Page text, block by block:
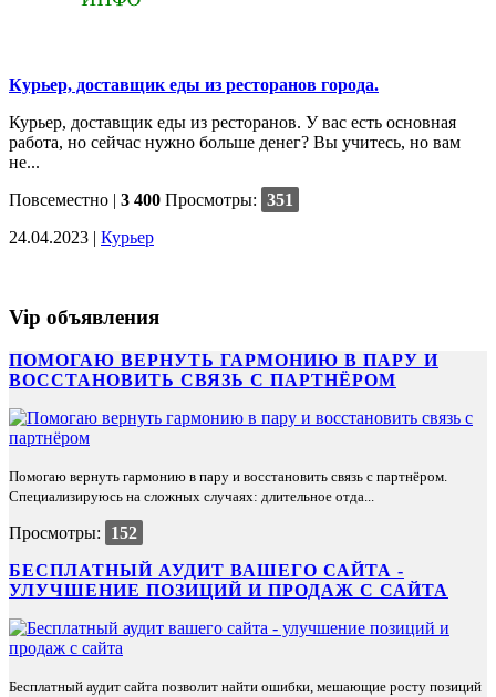
Курьер, доставщик еды из ресторанов города.
Курьер, доставщик еды из ресторанов. У вас есть основная
работа, но сейчас нужно больше денег? Вы учитесь, но вам
не...
Повсеместно | 3 400 Просмотры: 351
24.04.2023 | Курьер
Vip объявления
ПОМОГАЮ ВЕРНУТЬ ГАРМОНИЮ В ПАРУ И
ВОССТАНОВИТЬ СВЯЗЬ С ПАРТНЁРОМ
Помогаю вернуть гармонию в пару и восстановить связь с партнёром.
Специализируюсь на сложных случаях: длительное отда...
Просмотры:
152
БЕСПЛАТНЫЙ АУДИТ ВАШЕГО САЙТА -
УЛУЧШЕНИЕ ПОЗИЦИЙ И ПРОДАЖ С САЙТА
Бесплатный аудит сайта позволит найти ошибки, мешающие росту позиций